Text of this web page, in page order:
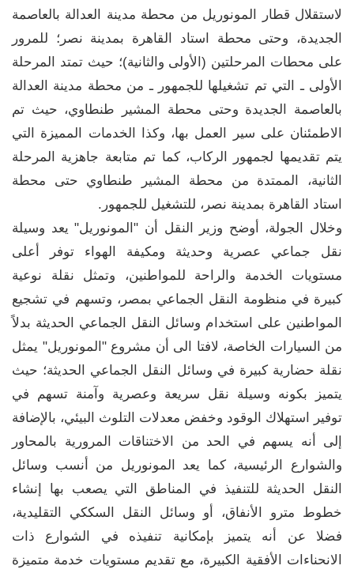
لاستقلال قطار المونوريل من محطة مدينة العدالة بالعاصمة
الجديدة، وحتى محطة استاد القاهرة بمدينة نصر؛ للمرور
على محطات المرحلتين (الأولى والثانية)؛ حيث تمتد المرحلة
الأولى ـ التي تم تشغيلها للجمهور ـ من محطة مدينة العدالة
بالعاصمة الجديدة وحتى محطة المشير طنطاوي، حيث تم
الاطمئنان على سير العمل بها، وكذا الخدمات المميزة التي
يتم تقديمها لجمهور الركاب، كما تم متابعة جاهزية المرحلة
الثانية، الممتدة من محطة المشير طنطاوي حتى محطة
استاد القاهرة بمدينة نصر، للتشغيل للجمهور.
وخلال الجولة، أوضح وزير النقل أن "المونوريل" يعد وسيلة
نقل جماعي عصرية وحديثة ومكيفة الهواء توفر أعلى
مستويات الخدمة والراحة للمواطنين، وتمثل نقلة نوعية
كبيرة في منظومة النقل الجماعي بمصر، وتسهم في تشجيع
المواطنين على استخدام وسائل النقل الجماعي الحديثة بدلاً
من السيارات الخاصة، لافتا الى أن مشروع "المونوريل" يمثل
نقلة حضارية كبيرة في وسائل النقل الجماعي الحديثة؛ حيث
يتميز بكونه وسيلة نقل سريعة وعصرية وآمنة تسهم في
توفير استهلاك الوقود وخفض معدلات التلوث البيئي، بالإضافة
إلى أنه يسهم في الحد من الاختناقات المرورية بالمحاور
والشوارع الرئيسية، كما يعد المونوريل من أنسب وسائل
النقل الحديثة للتنفيذ في المناطق التي يصعب بها إنشاء
خطوط مترو الأنفاق، أو وسائل النقل السككي التقليدية،
فضلا عن أنه يتميز بإمكانية تنفيذه في الشوارع ذات
الانحناءات الأفقية الكبيرة، مع تقديم مستويات خدمة متميزة